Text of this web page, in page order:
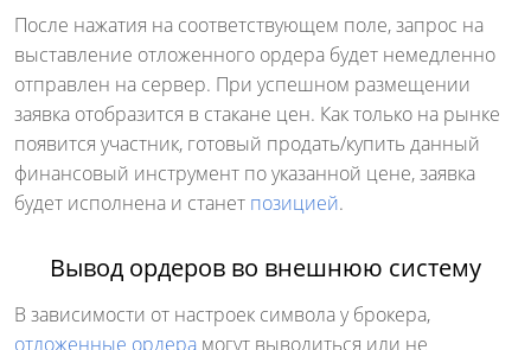
После нажатия на соответствующем поле, запрос на
выставление отложенного ордера будет немедленно
отправлен на сервер. При успешном размещении
заявка отобразится в стакане цен. Как только на рынке
появится участник, готовый продать/купить данный
финансовый инструмент по указанной цене, заявка
будет исполнена и станет позицией.
Вывод ордеров во внешнюю систему
В зависимости от настроек символа у брокера,
отложенные ордера могут выводиться или не